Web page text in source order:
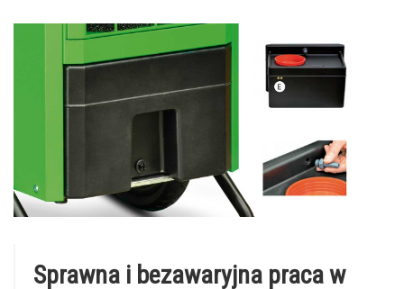
Sprawna i bezawaryjna praca w